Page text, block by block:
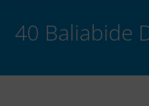
40 Baliabide